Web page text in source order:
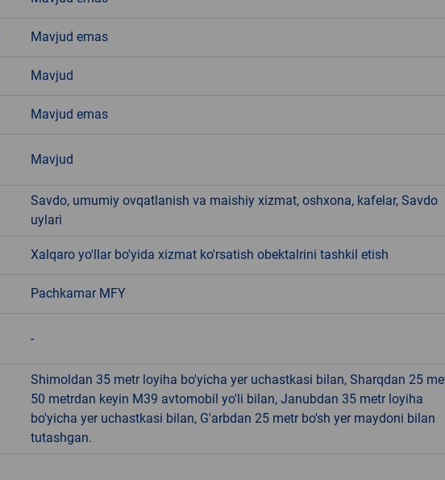
Mavjud emas
Mavjud
Mavjud emas
Mavjud
Savdo, umumiy ovqatlanish va maishiy xizmat, oshxona, kafelar, Savdo
uylari
Xalqaro yo'llar bo'yida xizmat ko'rsatish obektalrini tashkil etish
Pachkamar MFY
-
Shimoldan 35 metr loyiha bo'yicha yer uchastkasi bilan, Sharqdan 25
50 metrdan keyin M39 avtomobil yo'li bilan, Janubdan 35 metr loyiha
bo'yicha yer uchastkasi bilan, G'arbdan 25 metr bo'sh yer maydoni bilan
tutashgan.